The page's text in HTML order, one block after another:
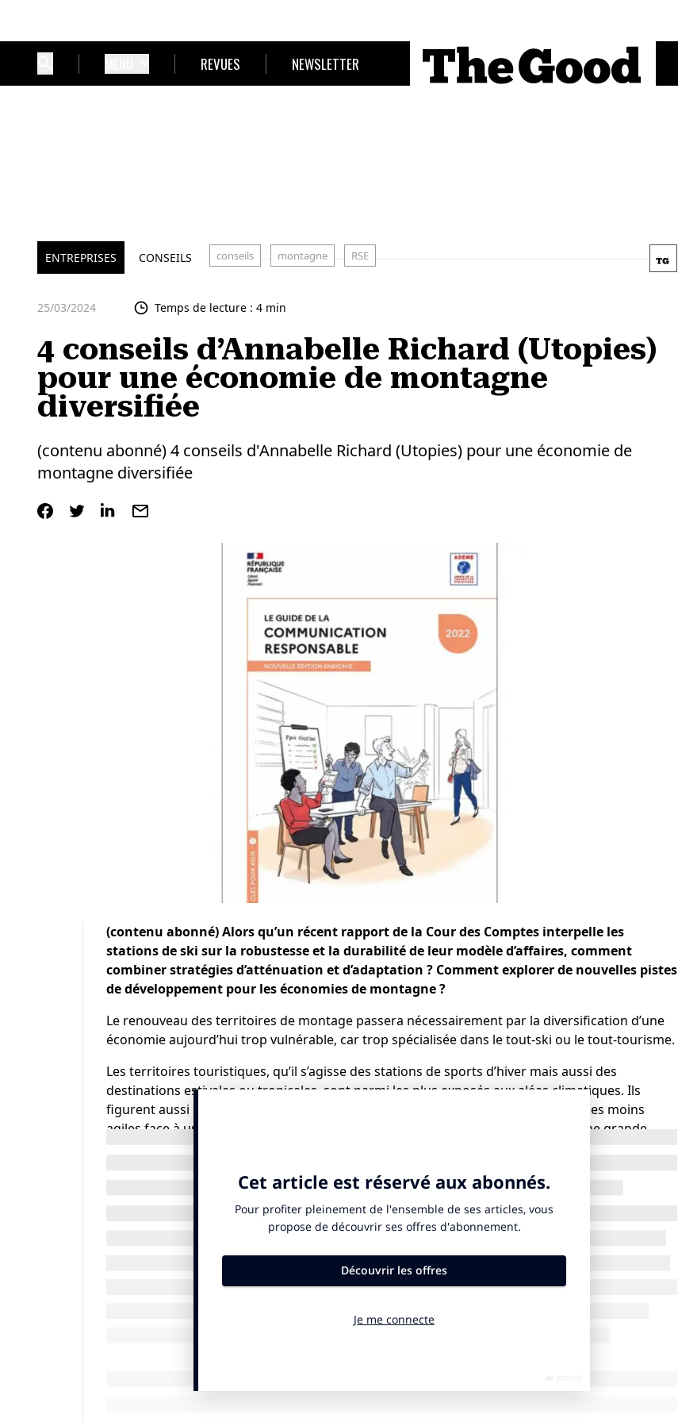
REVUES NEWSLETTER
ENTREPRISES CONSEILS conseils montagne RSE
25/03/2024 Temps de lecture : 4 min
4 conseils d’Annabelle Richard (Utopies)
pour une économie de montagne
diversifiée
(contenu abonné) 4 conseils d'Annabelle Richard (Utopies) pour une économie de
montagne diversifiée
(contenu abonné)Alors qu’un récent rapport de la Cour des Comptes interpelle les
stations de ski sur la robustesse et la durabilité de leur modèle d’affaires, comment
combiner stratégies d’atténuation et d’adaptation ? Comment explorer de nouvelles pistes
de développement pour les économies de montagne ?
Le renouveau des territoires de montage passera nécessairement par la diversification d’une
économie aujourd’hui trop vulnérable, car trop spécialisée dans le tout-ski ou le tout-tourisme.
Les territoires touristiques, qu’il s’agisse des stations de sports d’hiver mais aussi des
destinations estivales ou tropicales, sont parmi les plus exposés aux aléas climatiques. Ils
figurent aussi parmi les territoires les moins diversifiés économiquement (donc les moins
agiles face à un choc) et les plus dépendants d’une rente touristique qui capte une grande
1/ Une économie touristique qui profite peu au territoire
Ce manque de diversité productive dans les territoires touristiques a déjà eu, et depuis de
longues années, des conséquences économiques et sociales résumées dans le concept de
économiques du tourisme sont loin d’être automatiques, car les dépenses effectuées
localement par les touristes, qui sont la partie émergée de l’iceberg, ne profitent en réalité que
entrent sur le territoire… en ressortent rapidement avec tous les achats réalisés en dehors du
que 73% d’entre eux présentent un effet multiplicateur inférieur à la moyenne nationale, ce qui